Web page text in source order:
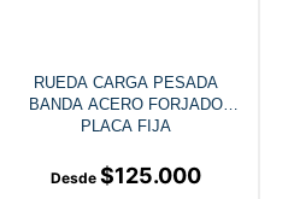
RUEDA CARGA PESADA
BANDA ACERO FORJADO
PLACA FIJA
$125.000